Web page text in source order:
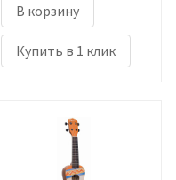
В корзину
Купить в 1 клик